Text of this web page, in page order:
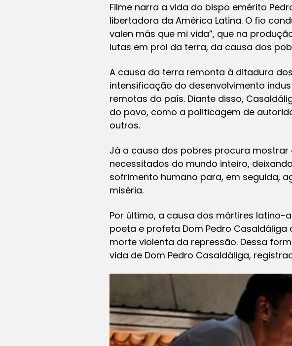
Filme narra a vida do bispo emérito
libertadora da América Latina. O fio
valen más que mi vida”, que na
lutas em prol da terra, da causa dos
A causa da terra remonta à ditadura
intensificação do desenvolvimento
remotas do país. Diante disso,
do povo, como a politicagem de
outros.
Já a causa dos pobres procura
necessitados do mundo inteiro,
sofrimento humano para, em seguida,
miséria.
Por último, a causa dos mártires
poeta e profeta Dom Pedro
morte violenta da repressão. Dessa
vida de Dom Pedro Casaldáliga,